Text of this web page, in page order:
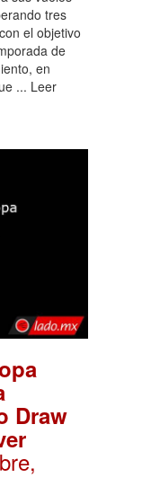
tres
el objetivo
de
en
... Leer
Draw